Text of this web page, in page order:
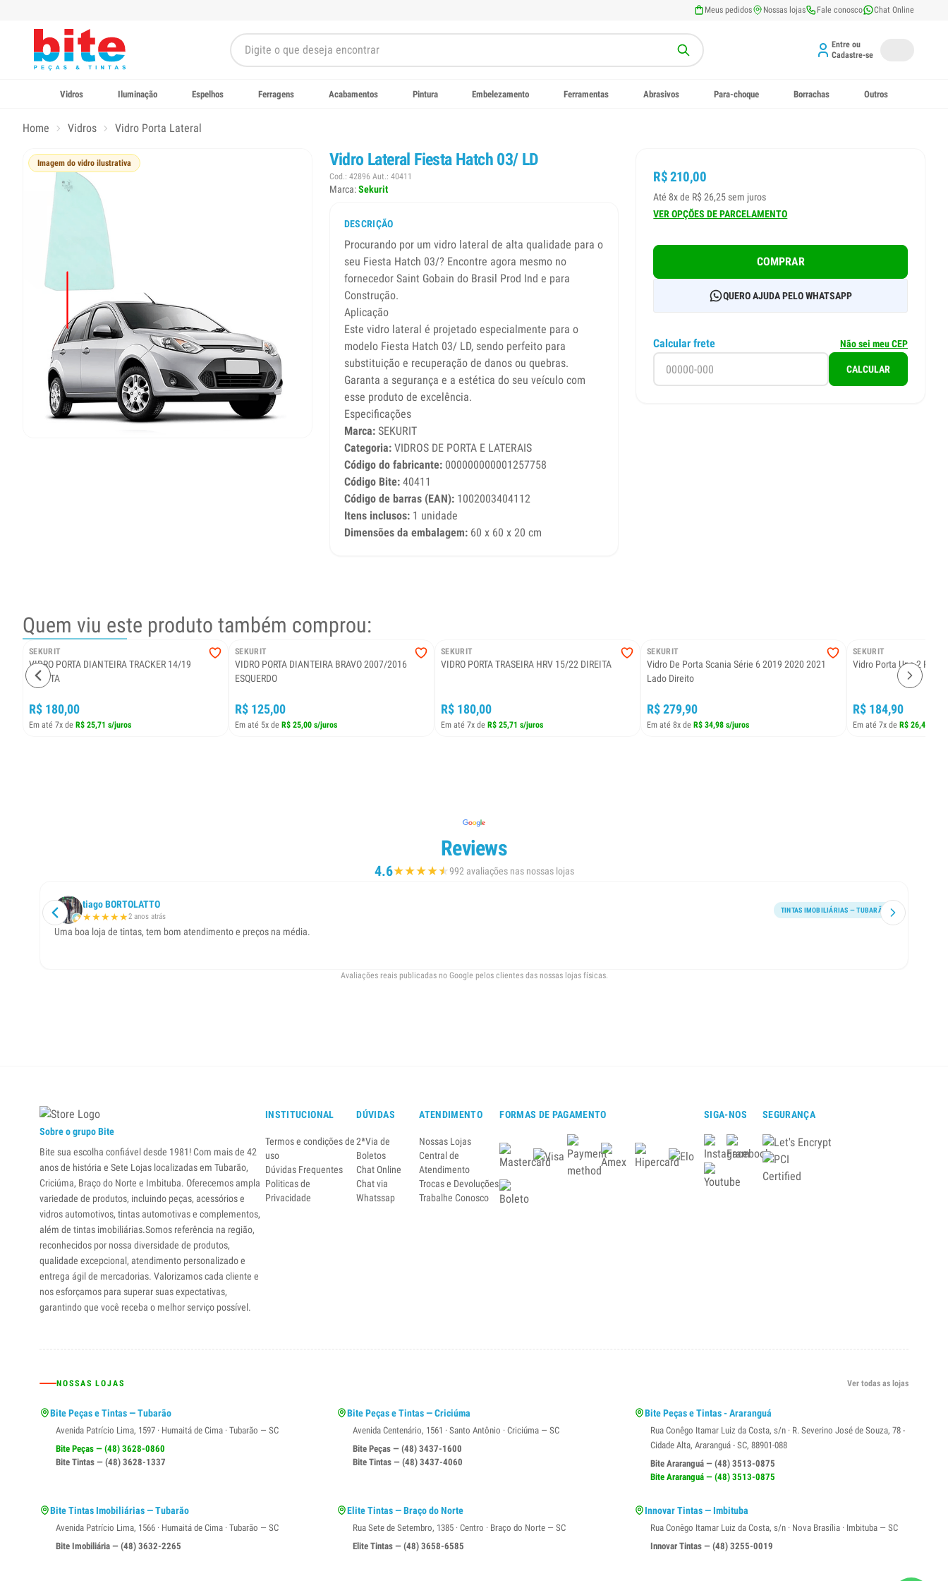
Meus pedidos Nossas lojas Fale conosco Chat Online
Entre ou
Cadastre-se
Vidros Iluminação Espelhos Ferragens Acabamentos Pintura Embelezamento Ferramentas Abrasivos Para-choque Borrachas Outros
Home Vidros Vidro Porta Lateral
Imagem do vidro ilustrativa Vidro Lateral Fiesta Hatch 03/ LD
Cod.: 42896 Aut.: 40411
Marca:Sekurit
DESCRIÇÃO
Procurando por um vidro lateral de alta qualidade para o
seu Fiesta Hatch 03/? Encontre agora mesmo no
fornecedor Saint Gobain do Brasil Prod Ind e para
Construção.
Aplicação
Este vidro lateral é projetado especialmente para o
modelo Fiesta Hatch 03/ LD, sendo perfeito para
substituição e recuperação de danos ou quebras.
Garanta a segurança e a estética do seu veículo com
esse produto de excelência.
Especificações
Marca:SEKURIT
Categoria:VIDROS DE PORTA E LATERAIS
Código do fabricante:000000000001257758
Código Bite:40411
Código de barras (EAN):1002003404112
Itens inclusos:1 unidade
Dimensões da embalagem:60 x 60 x 20 cm
R$ 210,00
Até 8x de R$ 26,25 sem juros
VER OPÇÕES DE PARCELAMENTO
COMPRAR
QUERO AJUDA PELO WHATSAPP
Calcular frete Não sei meu CEP
CALCULAR
Quem viu este produto também comprou:
SEKURIT
VIDRO PORTA DIANTEIRA TRACKER 14/19
DIREITA
R$ 180,00
Em até 7x de R$ 25,71 s/juros
SEKURIT
VIDRO PORTA DIANTEIRA BRAVO 2007/2016
ESQUERDO
R$ 125,00
Em até 5x de R$ 25,00 s/juros
SEKURIT
VIDRO PORTA TRASEIRA HRV 15/22 DIREITA
R$ 180,00
Em até 7x de R$ 25,71 s/juros
SEKURIT
Vidro De Porta Scania Série 6 2019 2020 2021
Lado Direito
R$ 279,90
Em até 8x de R$ 34,98 s/juros
SEKURIT
Vidro Porta Uno 2
R$ 184,90
Em até 7x de R$ 26,41 s/
Reviews
4.6★★★★★
★992 avaliações nas nossas lojas
tiago BORTOLATTO
★★★★★2 anos atrás
TINTAS IMOBILIÁRIAS — TUBARÃO
Uma boa loja de tintas, tem bom atendimento e preços na média.
Avaliações reais publicadas no Google pelos clientes das nossas lojas físicas.
Sobre o grupo Bite
Bite sua escolha confiável desde 1981! Com mais de 42
anos de história e Sete Lojas localizadas em Tubarão,
Criciúma, Braço do Norte e Imbituba. Oferecemos ampla
variedade de produtos, incluindo peças, acessórios e
vidros automotivos, tintas automotivas e complementos,
além de tintas imobiliárias.Somos referência na região,
reconhecidos por nossa diversidade de produtos,
qualidade excepcional, atendimento personalizado e
entrega ágil de mercadorias. Valorizamos cada cliente e
nos esforçamos para superar suas expectativas,
garantindo que você receba o melhor serviço possível.
INSTITUCIONAL
Termos e condições de
uso
Dúvidas Frequentes
Politicas de
Privacidade
DÚVIDAS
2ªVia de
Boletos
Chat Online
Chat via
Whatssap
ATENDIMENTO
Nossas Lojas
Central de
Atendimento
Trocas e Devoluções
Trabalhe Conosco
FORMAS DE PAGAMENTO SIGA-NOS SEGURANÇA
NOSSAS LOJAS Ver todas as lojas
Bite Peças e Tintas — Tubarão
Avenida Patrício Lima, 1597 · Humaitá de Cima · Tubarão — SC
Bite Peças — (48) 3628-0860
Bite Tintas — (48) 3628-1337
Bite Peças e Tintas — Criciúma
Avenida Centenário, 1561 · Santo Antônio · Criciúma — SC
Bite Peças — (48) 3437-1600
Bite Tintas — (48) 3437-4060
Bite Peças e Tintas - Araranguá
Rua Conêgo Itamar Luiz da Costa, s/n · R. Severino José de Souza, 78 -
Cidade Alta, Araranguá - SC, 88901-088
Bite Araranguá — (48) 3513-0875
Bite Araranguá — (48) 3513-0875
Bite Tintas Imobiliárias — Tubarão
Avenida Patrício Lima, 1566 · Humaitá de Cima · Tubarão — SC
Bite Imobiliária — (48) 3632-2265
Elite Tintas — Braço do Norte
Rua Sete de Setembro, 1385 · Centro · Braço do Norte — SC
Elite Tintas — (48) 3658-6585
Innovar Tintas — Imbituba
Rua Conêgo Itamar Luiz da Costa, s/n · Nova Brasília · Imbituba — SC
Innovar Tintas — (48) 3255-0019